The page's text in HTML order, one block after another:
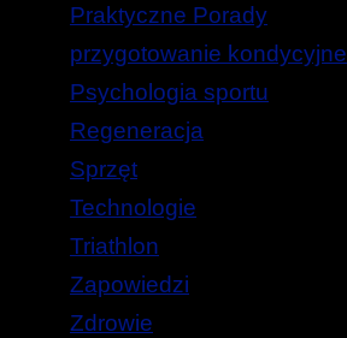
Praktyczne Porady
przygotowanie kondycyjne
Psychologia sportu
Regeneracja
Sprzęt
Technologie
Triathlon
Zapowiedzi
Zdrowie